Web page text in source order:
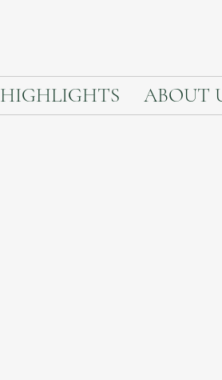
HIGHLIGHTS ABOUT